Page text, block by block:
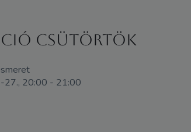
Csütörtök
20:00 - 21:00